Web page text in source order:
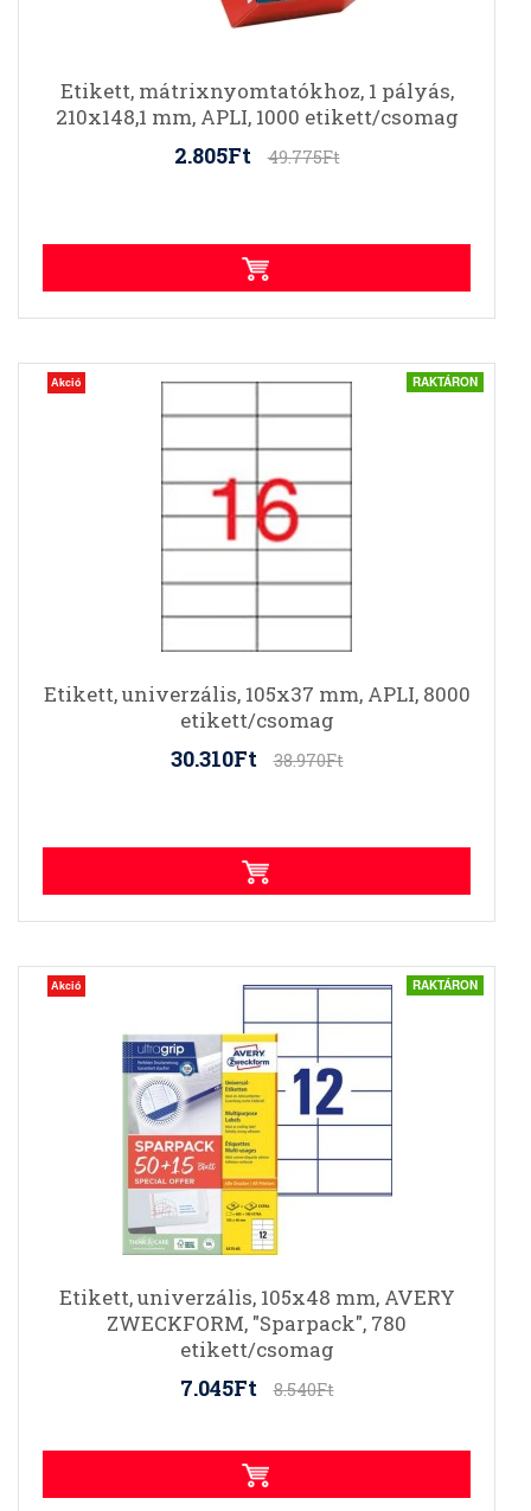
Etikett, mátrixnyomtatókhoz, 1 pályás,
210x148,1 mm, APLI, 1000 etikett/csomag
2.805Ft 49.775Ft
Akció RAKTÁRON
Etikett, univerzális, 105x37 mm, APLI, 8000
etikett/csomag
30.310Ft 38.970Ft
Akció RAKTÁRON
Etikett, univerzális, 105x48 mm, AVERY
ZWECKFORM, "Sparpack", 780
etikett/csomag
7.045Ft 8.540Ft